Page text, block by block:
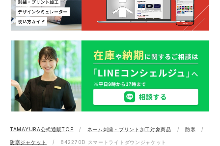
TAMAYURA公式通販TOP ネーム刺繍・プリント加工対象商品 防寒
防寒ジャケット 842270D スマートライトダウンジャケット